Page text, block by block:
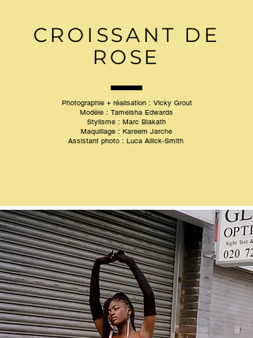
CROISSANT DE
ROSE
Photographie + réalisation : Vicky Grout
Modèle : Tameisha Edwards
Stylisme : Marc Biakath
Maquillage : Kareem Jarche
Assistant photo : Luca Allick-Smith